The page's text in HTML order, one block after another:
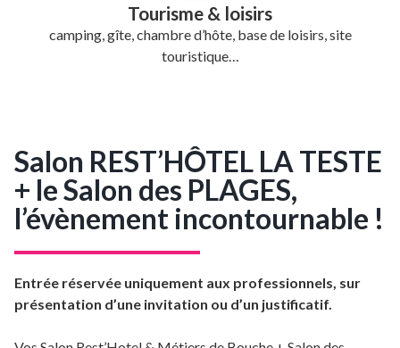
Tourisme & loisirs
camping, gîte, chambre d’hôte, base de loisirs, site
touristique…
Salon REST’HÔTEL LA TESTE
+ le Salon des PLAGES,
l’évènement incontournable !
Entrée réservée uniquement aux professionnels, sur
présentation d’une invitation ou d’un justificatif.